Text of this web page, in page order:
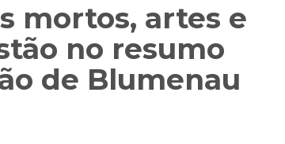
mortos, artes e
no resumo
de Blumenau